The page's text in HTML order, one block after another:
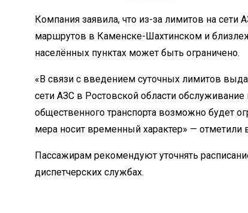
Компания заявила, что из-за лимитов на сети
маршрутов в Каменске-Шахтинском и
населённых пунктах может быть ограничено.
«В связи с введением суточных лимитов
сети АЗС в Ростовской области
общественного транспорта возможно будет
мера носит временный характер» — отметили
Пассажирам рекомендуют уточнять
диспетчерских службах.